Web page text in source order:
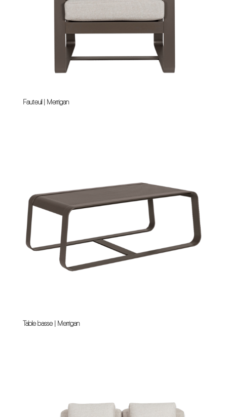
Fauteuil | Merrigan
Table basse | Merrigan